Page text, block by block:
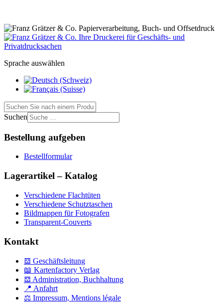
Sprache auswählen
Suchen
Bestellung aufgeben
Bestellformular
Lagerartikel – Katalog
Verschiedene Flachtüten
Verschiedene Schutztaschen
Bildmappen für Fotografen
Transparent-Couverts
Kontakt
𝌕 Geschäftsleitung
📖 Kartenfactory Verlag
𝌕 Administration, Buchhaltung
📍 Anfahrt
⚖ Impressum, Mentions légale